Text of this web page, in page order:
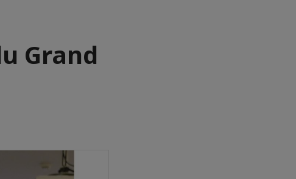
Grand